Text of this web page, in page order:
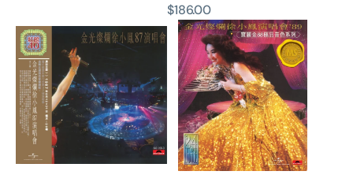
原
價
$186.00
金
光
燦
爛
徐
小
鳳
演
寶
麗
金
88
極
品
音
色
系